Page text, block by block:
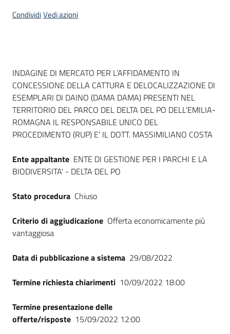
CondividiVedi azioni
Dati del bando
INDAGINE DI MERCATO PER L’AFFIDAMENTO IN
CONCESSIONE DELLA CATTURA E DELOCALIZZAZIONE DI
ESEMPLARI DI DAINO (DAMA DAMA) PRESENTI NEL
TERRITORIO DEL PARCO DEL DELTA DEL PO DELL’EMILIA-
ROMAGNA IL RESPONSABILE UNICO DEL
PROCEDIMENTO (RUP) E' IL DOTT. MASSIMILIANO COSTA
Ente appaltante ENTE DI GESTIONE PER I PARCHI E LA
BIODIVERSITA' - DELTA DEL PO
Stato procedura Chiuso
Criterio di aggiudicazione Offerta economicamente più
vantaggiosa
Data di pubblicazione a sistema 29/08/2022
Termine richiesta chiarimenti 10/09/2022 18:00
Termine presentazione delle
offerte/risposte 15/09/2022 12:00